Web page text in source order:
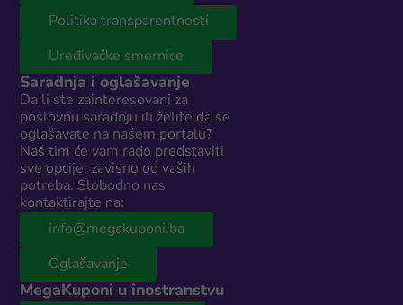
Politika transparentnosti
Uređivačke smernice
Saradnja i oglašavanje
Da li ste zainteresovani za
poslovnu saradnju ili želite da se
oglašavate na našem portalu?
Naš tim će vam rado predstaviti
sve opcije, zavisno od vaših
potreba. Slobodno nas
kontaktirajte na:
info@megakuponi.ba
Oglašavanje
MegaKuponi u inostranstvu